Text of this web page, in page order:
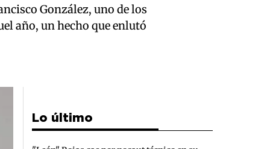
González, uno de los
año, un hecho que enlutó
Lo último